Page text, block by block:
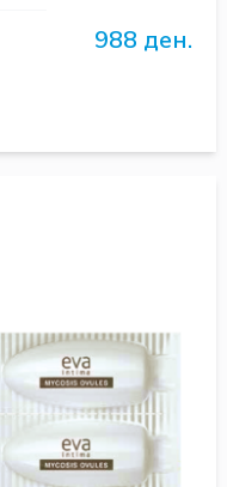
988 ден.